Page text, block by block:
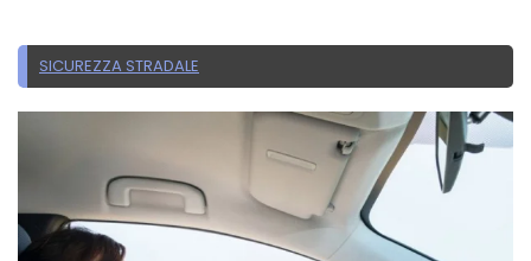
SICUREZZA STRADALE